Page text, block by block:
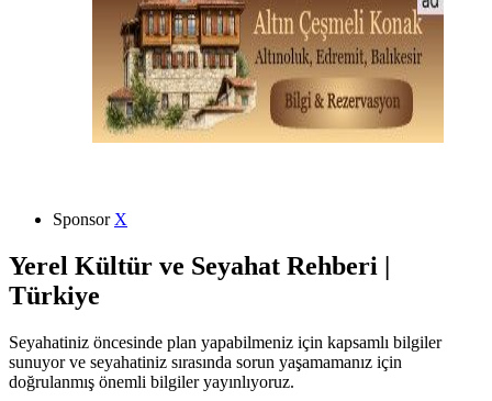
Sponsor X
Yerel Kültür ve Seyahat Rehberi |
Türkiye
Seyahatiniz öncesinde plan yapabilmeniz için kapsamlı bilgiler
sunuyor ve seyahatiniz sırasında sorun yaşamamanız için
doğrulanmış önemli bilgiler yayınlıyoruz.